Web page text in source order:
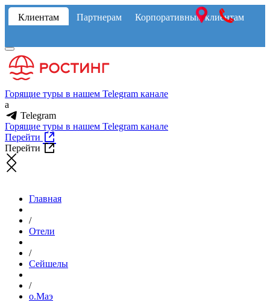
Клиентам Партнерам Корпоративным клиентам
Горящие туры в нашем Telegram канале
a
Telegram
Горящие туры в нашем Telegram канале
Перейти
Перейти
Главная
/
Отели
/
Сейшелы
/
о.Маэ